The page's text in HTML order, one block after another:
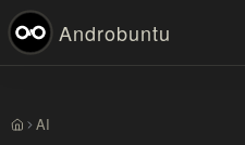
Androbuntu
Beranda
AI